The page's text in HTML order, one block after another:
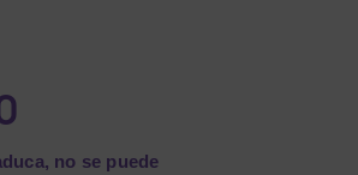
no se puede